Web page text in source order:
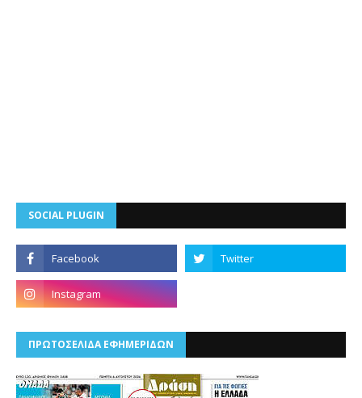
SOCIAL PLUGIN
ΠΡΩΤΟΣΕΛΙΔΑ ΕΦΗΜΕΡΙΔΩΝ